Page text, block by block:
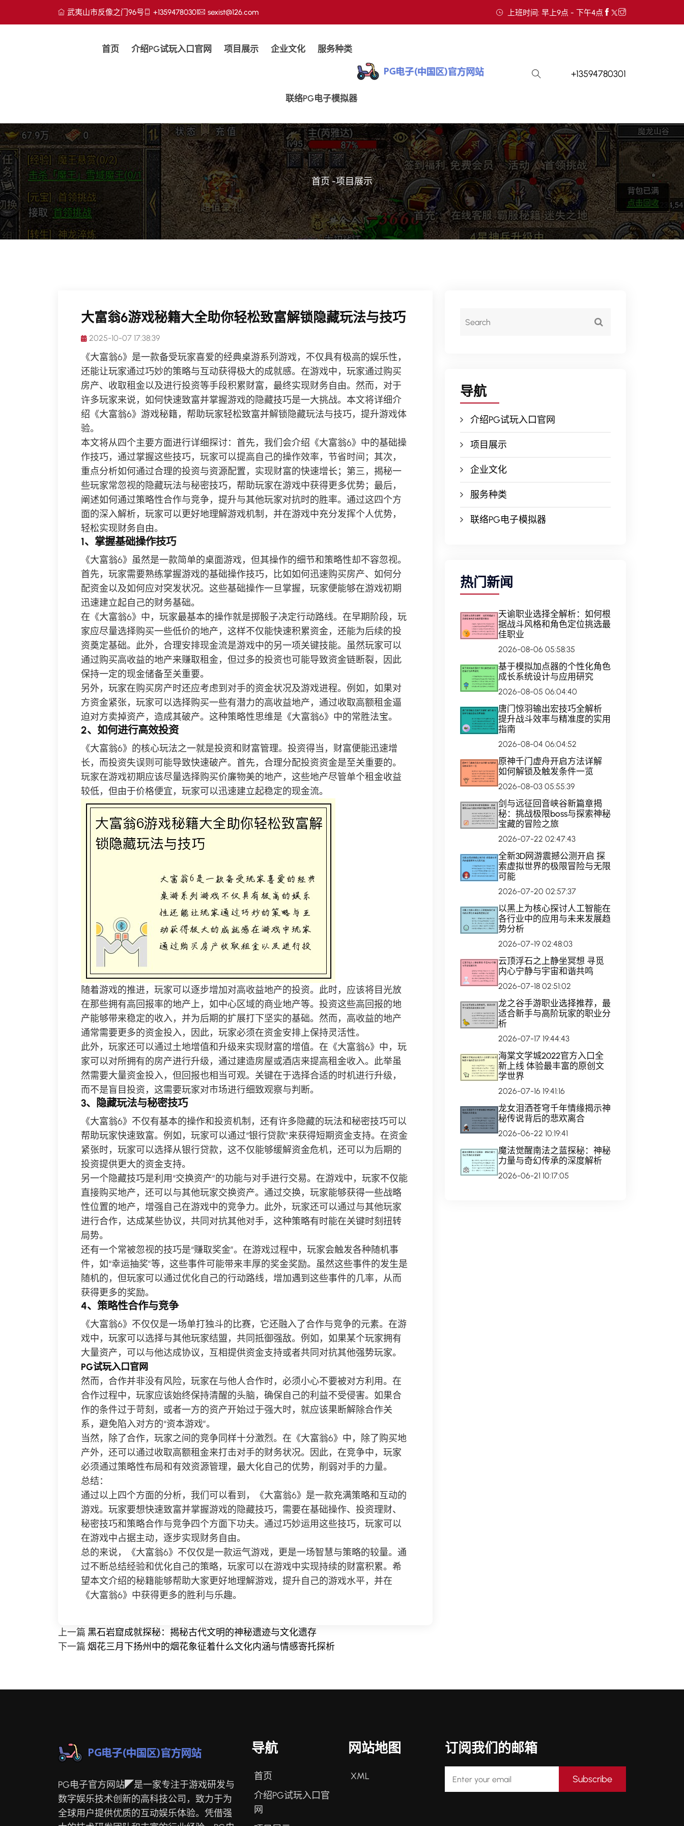
武夷山市反像之门96号 +13594780301 sexist@126.com 上班时间: 早上9点 - 下午4点
首页 介绍PG试玩入口官网 项目展示 企业文化 服务种类
联络PG电子模拟器
+13594780301
首页-项目展示
大富翁6游戏秘籍大全助你轻松致富解锁隐藏玩法与技巧
2025-10-07 17:38:39
《大富翁6》是一款备受玩家喜爱的经典桌游系列游戏，不仅具有极高的娱乐性，
还能让玩家通过巧妙的策略与互动获得极大的成就感。在游戏中，玩家通过购买
房产、收取租金以及进行投资等手段积累财富，最终实现财务自由。然而，对于
许多玩家来说，如何快速致富并掌握游戏的隐藏技巧是一大挑战。本文将详细介
绍《大富翁6》游戏秘籍，帮助玩家轻松致富并解锁隐藏玩法与技巧，提升游戏体
验。
本文将从四个主要方面进行详细探讨：首先，我们会介绍《大富翁6》中的基础操
作技巧，通过掌握这些技巧，玩家可以提高自己的操作效率，节省时间；其次，
重点分析如何通过合理的投资与资源配置，实现财富的快速增长；第三，揭秘一
些玩家常忽视的隐藏玩法与秘密技巧，帮助玩家在游戏中获得更多优势；最后，
阐述如何通过策略性合作与竞争，提升与其他玩家对抗时的胜率。通过这四个方
面的深入解析，玩家可以更好地理解游戏机制，并在游戏中充分发挥个人优势，
轻松实现财务自由。
1、掌握基础操作技巧
《大富翁6》虽然是一款简单的桌面游戏，但其操作的细节和策略性却不容忽视。
首先，玩家需要熟练掌握游戏的基础操作技巧，比如如何迅速购买房产、如何分
配资金以及如何应对突发状况。这些基础操作一旦掌握，玩家便能够在游戏初期
迅速建立起自己的财务基础。
在《大富翁6》中，玩家最基本的操作就是掷骰子决定行动路线。在早期阶段，玩
家应尽量选择购买一些低价的地产，这样不仅能快速积累资金，还能为后续的投
资奠定基础。此外，合理安排现金流是游戏中的另一项关键技能。虽然玩家可以
通过购买高收益的地产来赚取租金，但过多的投资也可能导致资金链断裂，因此
保持一定的现金储备至关重要。
另外，玩家在购买房产时还应考虑到对手的资金状况及游戏进程。例如，如果对
方资金紧张，玩家可以选择购买一些有潜力的高收益地产，通过收取高额租金逼
迫对方卖掉资产，造成其破产。这种策略性思维是《大富翁6》中的常胜法宝。
2、如何进行高效投资
《大富翁6》的核心玩法之一就是投资和财富管理。投资得当，财富便能迅速增
长，而投资失误则可能导致快速破产。首先，合理分配投资资金是至关重要的。
玩家在游戏初期应该尽量选择购买价廉物美的地产，这些地产尽管单个租金收益
较低，但由于价格便宜，玩家可以迅速建立起稳定的现金流。
随着游戏的推进，玩家可以逐步增加对高收益地产的投资。此时，应该将目光放
在那些拥有高回报率的地产上，如中心区域的商业地产等。投资这些高回报的地
产能够带来稳定的收入，并为后期的扩展打下坚实的基础。然而，高收益的地产
通常需要更多的资金投入，因此，玩家必须在资金安排上保持灵活性。
此外，玩家还可以通过土地增值和升级来实现财富的增值。在《大富翁6》中，玩
家可以对所拥有的房产进行升级，通过建造房屋或酒店来提高租金收入。此举虽
然需要大量资金投入，但回报也相当可观。关键在于选择合适的时机进行升级，
而不是盲目投资，这需要玩家对市场进行细致观察与判断。
3、隐藏玩法与秘密技巧
《大富翁6》不仅有基本的操作和投资机制，还有许多隐藏的玩法和秘密技巧可以
帮助玩家快速致富。例如，玩家可以通过“银行贷款”来获得短期资金支持。在资金
紧张时，玩家可以选择从银行贷款，这不仅能够缓解资金危机，还可以为后期的
投资提供更大的资金支持。
另一个隐藏技巧是利用“交换资产”的功能与对手进行交易。在游戏中，玩家不仅能
直接购买地产，还可以与其他玩家交换资产。通过交换，玩家能够获得一些战略
性位置的地产，增强自己在游戏中的竞争力。此外，玩家还可以通过与其他玩家
进行合作，达成某些协议，共同对抗其他对手，这种策略有时能在关键时刻扭转
局势。
还有一个常被忽视的技巧是“赚取奖金”。在游戏过程中，玩家会触发各种随机事
件，如“幸运抽奖”等，这些事件可能带来丰厚的奖金奖励。虽然这些事件的发生是
随机的，但玩家可以通过优化自己的行动路线，增加遇到这些事件的几率，从而
获得更多的奖励。
4、策略性合作与竞争
《大富翁6》不仅仅是一场单打独斗的比赛，它还融入了合作与竞争的元素。在游
戏中，玩家可以选择与其他玩家结盟，共同抵御强敌。例如，如果某个玩家拥有
大量资产，可以与他达成协议，互相提供资金支持或者共同对抗其他强势玩家。
PG试玩入口官网
然而，合作并非没有风险，玩家在与他人合作时，必须小心不要被对方利用。在
合作过程中，玩家应该始终保持清醒的头脑，确保自己的利益不受侵害。如果合
作的条件过于苛刻，或者一方的资产开始过于强大时，就应该果断解除合作关
系，避免陷入对方的“资本游戏”。
当然，除了合作，玩家之间的竞争同样十分激烈。在《大富翁6》中，除了购买地
产外，还可以通过收取高额租金来打击对手的财务状况。因此，在竞争中，玩家
必须通过策略性布局和有效资源管理，最大化自己的优势，削弱对手的力量。
总结：
通过以上四个方面的分析，我们可以看到，《大富翁6》是一款充满策略和互动的
游戏。玩家要想快速致富并掌握游戏的隐藏技巧，需要在基础操作、投资理财、
秘密技巧和策略合作与竞争四个方面下功夫。通过巧妙运用这些技巧，玩家可以
在游戏中占据主动，逐步实现财务自由。
总的来说，《大富翁6》不仅仅是一款运气游戏，更是一场智慧与策略的较量。通
过不断总结经验和优化自己的策略，玩家可以在游戏中实现持续的财富积累。希
望本文介绍的秘籍能够帮助大家更好地理解游戏，提升自己的游戏水平，并在
《大富翁6》中获得更多的胜利与乐趣。
上一篇 黑石岩窟成就探秘：揭秘古代文明的神秘遗迹与文化遗存
下一篇 烟花三月下扬州中的烟花象征着什么文化内涵与情感寄托探析
导航
介绍PG试玩入口官网
项目展示
企业文化
服务种类
联络PG电子模拟器
热门新闻
天谕职业选择全解析：如何根
据战斗风格和角色定位挑选最
佳职业
2026-08-06 05:58:35
基于模拟加点器的个性化角色
成长系统设计与应用研究
2026-08-05 06:04:40
唐门惊羽输出宏技巧全解析
提升战斗效率与精准度的实用
指南
2026-08-04 06:04:52
原神千门虚舟开启方法详解
如何解锁及触发条件一览
2026-08-03 05:55:39
剑与远征回音峡谷新篇章揭
秘：挑战极限boss与探索神秘
宝藏的冒险之旅
2026-07-22 02:47:43
全新3D网游震撼公测开启 探
索虚拟世界的极限冒险与无限
可能
2026-07-20 02:57:37
以黑上为核心探讨人工智能在
各行业中的应用与未来发展趋
势分析
2026-07-19 02:48:03
云顶浮石之上静坐冥想 寻觅
内心宁静与宇宙和谐共鸣
2026-07-18 02:51:02
龙之谷手游职业选择推荐，最
适合新手与高阶玩家的职业分
析
2026-07-17 19:44:43
海棠文学城2022官方入口全
新上线 体验最丰富的原创文
学世界
2026-07-16 19:41:16
龙女泪洒苍穹千年情缘揭示神
秘传说背后的悲欢离合
2026-06-22 10:19:41
魔法觉醒南法之蓝探秘：神秘
力量与奇幻传承的深度解析
2026-06-21 10:17:05
PG电子官方网站◤是一家专注于游戏研发与
数字娱乐技术创新的高科技公司，致力于为
全球用户提供优质的互动娱乐体验。凭借强
导航
首页
介绍PG试玩入口官
网
网站地图
XML
订阅我们的邮箱
Subscribe